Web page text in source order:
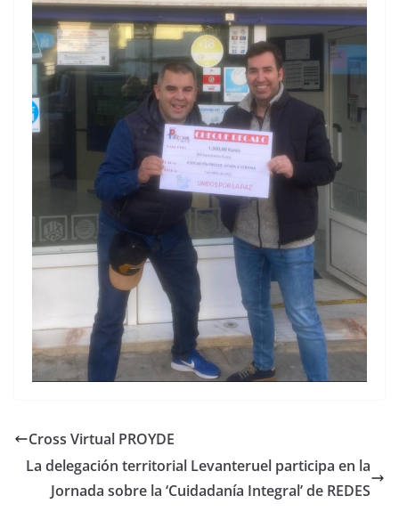
Cross Virtual PROYDE
La delegación territorial Levanteruel participa en la
Jornada sobre la ‘Cuidadanía Integral’ de REDES